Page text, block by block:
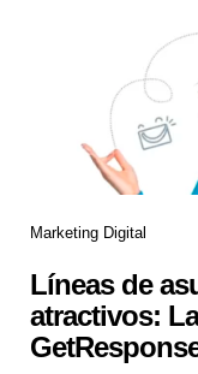
Marketing Digital
Líneas de
atractivos: